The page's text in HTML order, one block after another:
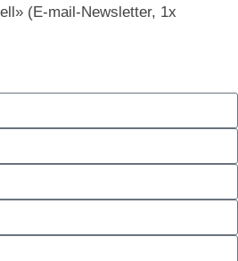
(E-mail-Newsletter, 1x